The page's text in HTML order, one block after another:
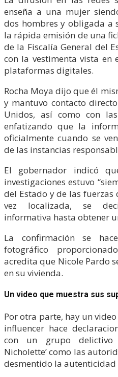
enseña a una mujer
dos hombres y obligada a
la rápida emisión de una
de la Fiscalía General del
con la vestimenta vista
plataformas digitales.
Rocha Moya dijo que él
y mantuvo contacto
Unidos, así como con
enfatizando que la
oficialmente cuando se
de las instancias
El gobernador indicó
investigaciones estuvo
del Estado y de las fuerzas
vez localizada, se
informativa hasta obtener
La confirmación se
fotográfico
acredita que Nicole Pardo
en su vivienda.
Un video que muestra sus
Por otra parte, hay un
influencer hace
con un grupo delictivo
Nicholette’ como las
desmentido la autenticidad